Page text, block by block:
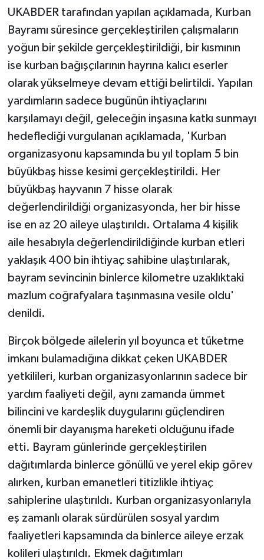
UKABDER tarafından yapılan açıklamada, Kurban
Bayramı süresince gerçekleştirilen çalışmaların
yoğun bir şekilde gerçekleştirildiği, bir kısmının
ise kurban bağışçılarının hayrına kalıcı eserler
olarak yükselmeye devam ettiği belirtildi. Yapılan
yardımların sadece bugünün ihtiyaçlarını
karşılamayı değil, geleceğin inşasına katkı sunmayı
hedeflediği vurgulanan açıklamada, 'Kurban
organizasyonu kapsamında bu yıl toplam 5 bin
büyükbaş hisse kesimi gerçekleştirildi. Her
büyükbaş hayvanın 7 hisse olarak
değerlendirildiği organizasyonda, her bir hisse
ise en az 20 aileye ulaştırıldı. Ortalama 4 kişilik
aile hesabıyla değerlendirildiğinde kurban etleri
yaklaşık 400 bin ihtiyaç sahibine ulaştırılarak,
bayram sevincinin binlerce kilometre uzaklıktaki
mazlum coğrafyalara taşınmasına vesile oldu'
denildi.
Birçok bölgede ailelerin yıl boyunca et tüketme
imkanı bulamadığına dikkat çeken UKABDER
yetkilileri, kurban organizasyonlarının sadece bir
yardım faaliyeti değil, aynı zamanda ümmet
bilincini ve kardeşlik duygularını güçlendiren
önemli bir dayanışma hareketi olduğunu ifade
etti. Bayram günlerinde gerçekleştirilen
dağıtımlarda binlerce gönüllü ve yerel ekip görev
alırken, kurban emanetleri titizlikle ihtiyaç
sahiplerine ulaştırıldı. Kurban organizasyonlarıyla
eş zamanlı olarak sürdürülen sosyal yardım
faaliyetleri kapsamında da binlerce aileye erzak
kolileri ulaştırıldı. Ekmek dağıtımları
Jandarma
Kadın
KÜLTÜR SANAT
MAGAZİN
Otomobil
Sağlık
SİYASET
SPOR HABERLERİ
TEKNOLOJİ
ÜLKE GÜNDEMİ
YAŞAM
Yerel Haberler